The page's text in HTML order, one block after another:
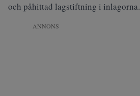
och påhittad lagstiftning i inlagorna.
ANNONS